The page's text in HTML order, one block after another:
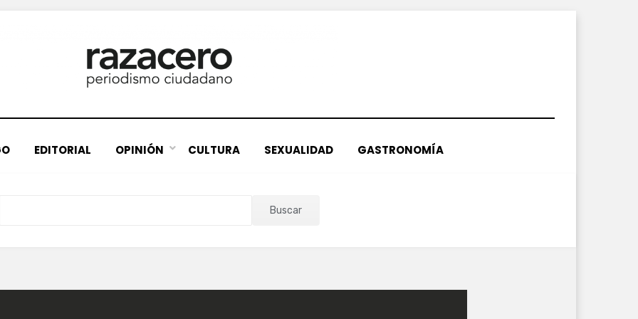
EDITORIAL OPINIÓN CULTURA SEXUALIDAD GASTRONOMÍA
Buscar